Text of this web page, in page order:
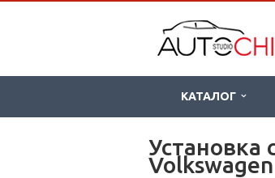
КАТАЛОГ
Установка